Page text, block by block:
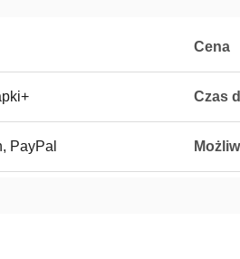
Cena
Czas
PayPal